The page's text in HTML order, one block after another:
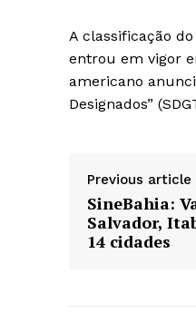
A classificação
entrou em vigor
americano
Designados”
Previous article
SineBahia:
Salvador,
14 cidades